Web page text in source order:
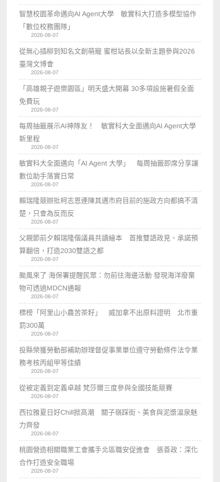
智慧校園革命邁向AI Agent大學 敏實科大打造多模型協作
「數位校務團隊」
2026-08-07
從無心插柳到知名文創萌寵 蜜柑站長以全新主題參與2026
臺灣文博會
2026-08-07
「高雄親子遊樂園區」明天盛大開幕 30多項設施暑假全面
免費玩
2026-08-07
每周抽籤展示AI神隊友！ 敏實科大全面邁向AI Agent大學
新里程
2026-08-07
敏實科大全面邁向「AI Agent 大學」 每周抽籤即席分享讓
數位助手落實日常
2026-08-07
賴瑞隆競辦批柯志恩連陳其邁市府目前的施政方向都搞不清
楚，只會為反而反
2026-08-07
父親節前夕賴瑞隆偕議員共讀繪本 首推雙語政見、承諾預
算翻倍，打造2030雙語之都
2026-08-07
颱風來了 海保署提醒民眾：勿前往海邊活動 發現海洋廢棄
物可透過MDCN通報
2026-08-07
標榜「阿里山小農苦茶籽」 威加拿不出原料證明 北市重
罰300萬
2026-08-07
投縣榮獲勞動部補助辦理督促事業單位遵守勞動條件法令業
務考核丙組甲等佳績
2026-08-07
從被定義到定義卓越 梵莎爾三度參與全國技能競賽
2026-08-07
西拉雅夏日好Chill掀高潮 關子嶺踩街、美食與泥漿溫泉魅
力齊發
2026-08-07
桃園營造相關職業工會攜手北區職安促進會 張善政：深化
合作打造安全職場
2026-08-07